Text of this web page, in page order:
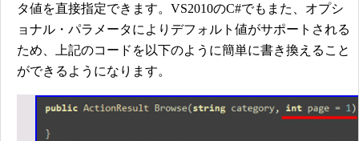
タ値を直接指定できます。VS2010のC#でもまた、オプシ
ョナル・パラメータによりデフォルト値がサポートされる
ため、上記のコードを以下のように簡単に書き換えること
ができるようになります。